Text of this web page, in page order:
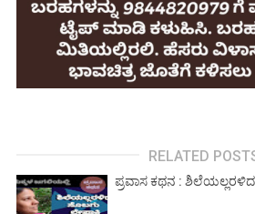
RELATED
ಪ್ರವಾಸ ಕಥನ : ಶಿಲೆಯಲ್ಲರಳಿದ